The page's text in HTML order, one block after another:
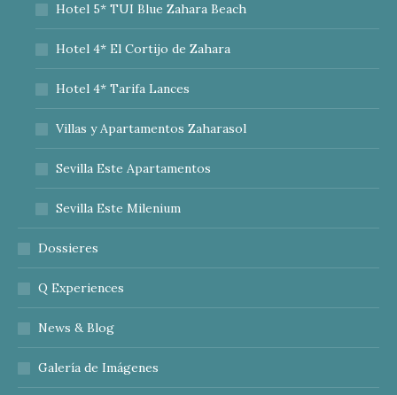
Hotel 5* TUI Blue Zahara Beach
Hotel 4* El Cortijo de Zahara
Hotel 4* Tarifa Lances
Villas y Apartamentos Zaharasol
Sevilla Este Apartamentos
Sevilla Este Milenium
Dossieres
Q Experiences
News & Blog
Galería de Imágenes